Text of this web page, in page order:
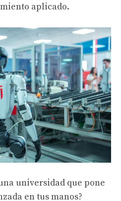
aplicado.
universidad que pone
en tus manos?